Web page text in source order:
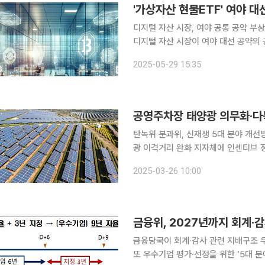
'가상자산 현물ETF' 여야 대
디지털 자산 시장, 여야 공통 공약 부
디지털 자산 시장이 여야 대선 공약
제시했다. 접근 방식에는 차이가 있었
2025-05-29 15:35
공영주차장 태양광 의무화·
탄녹위 분과위, 신재생 5대 분야 개
광 이격거리 완화 지자체에 인센티브 정부가 도로공사·지방자치단체 소관 공영주차장 3000여 개소
다. 대통령 직속 2050탄소중립녹
2025-03-26 10:00
금융당국이 회계·감사 관련 지배구조
또 우수기업 평가·선정을 위한 ‘5대